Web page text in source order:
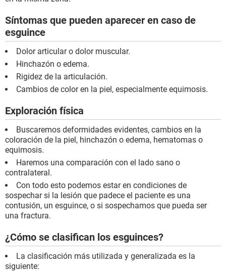
Síntomas que pueden aparecer en caso de
esguince
Dolor articular o dolor muscular.
Hinchazón o edema.
Rigidez de la articulación.
Cambios de color en la piel, especialmente equimosis.
Exploración física
Buscaremos deformidades evidentes, cambios en la
coloración de la piel, hinchazón o edema, hematomas o
equimosis.
Haremos una comparación con el lado sano o
contralateral.
Con todo esto podemos estar en condiciones de
sospechar si la lesión que padece el paciente es una
contusión, un esguince, o si sospechamos que pueda ser
una fractura.
¿Cómo se clasifican los esguinces?
La clasificación más utilizada y generalizada es la
siguiente: